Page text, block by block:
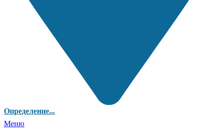
Определение...
Меню